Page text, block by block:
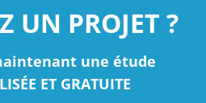
UN PROJET ?
une étude
ET GRATUITE